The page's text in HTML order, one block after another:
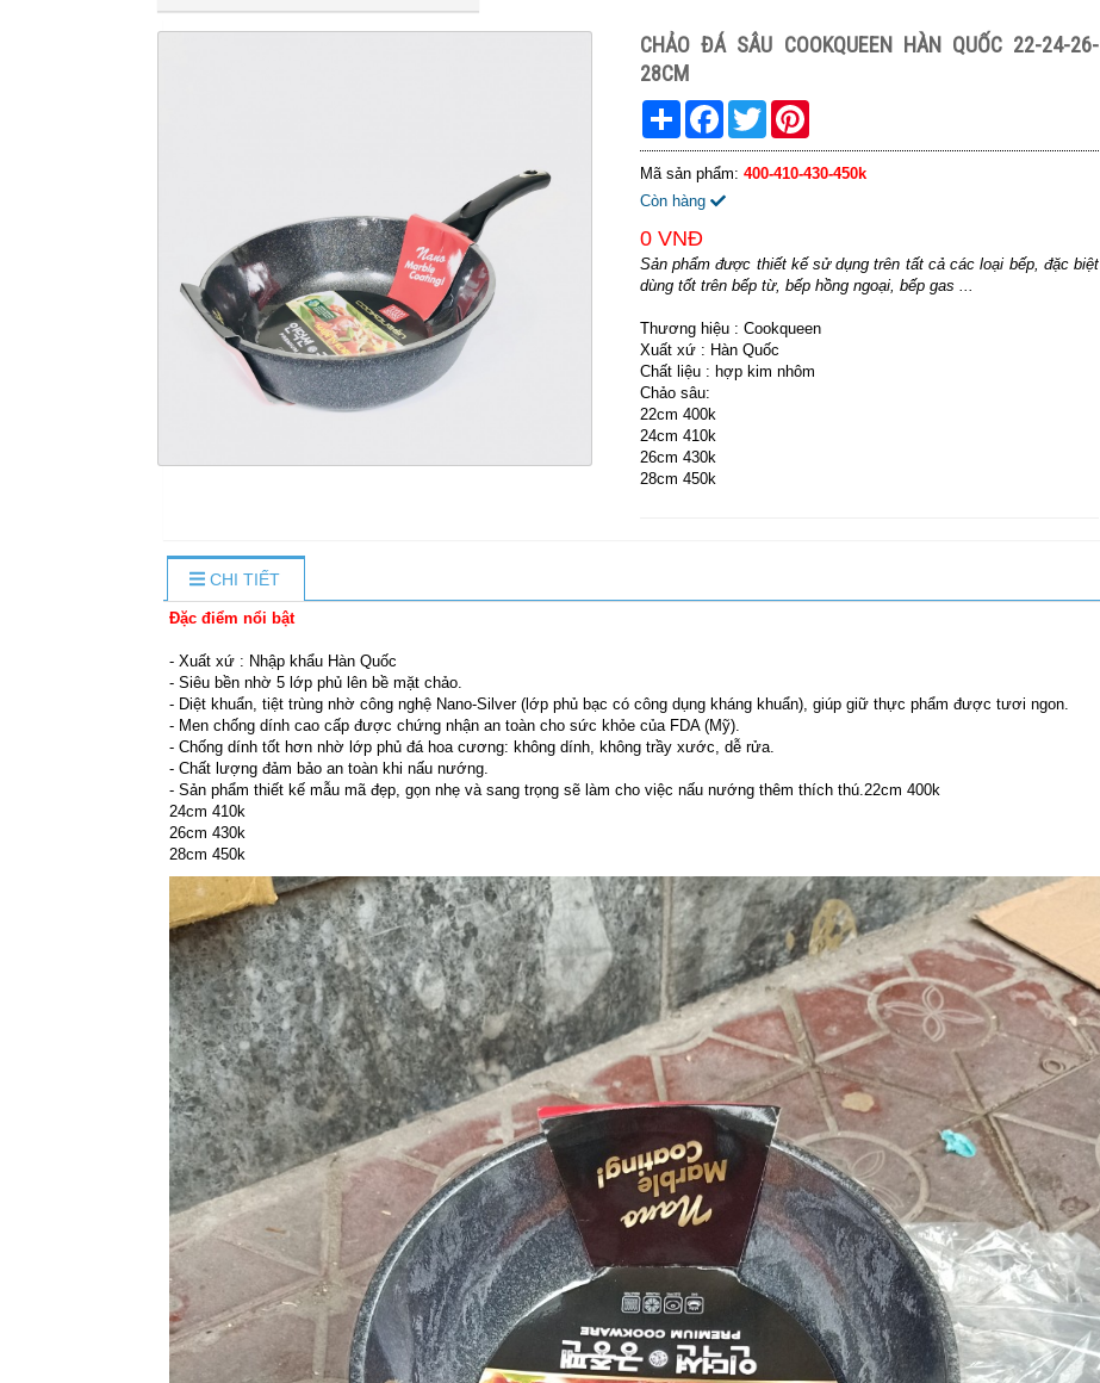
CHẢO ĐÁ SÂU COOKQUEEN HÀN QUỐC 22-24-26-
28CM
Share FacebookTwitter
Mã sản phẩm: 400-410-430-450k
Còn hàng
0 VNĐ
Sản phẩm được thiết kế sử dụng trên tất cả các loại bếp, đặc biệt
dùng tốt trên bếp từ, bếp hồng ngoại, bếp gas ...
Thương hiệu : Cookqueen
Xuất xứ : Hàn Quốc
Chất liệu : hợp kim nhôm
Chảo sâu:
22cm 400k
24cm 410k
26cm 430k
28cm 450k
CHI TIẾT
Đặc điểm nổi bật
- Xuất xứ : Nhập khẩu Hàn Quốc
- Siêu bền nhờ 5 lớp phủ lên bề mặt chảo.
- Diệt khuẩn, tiệt trùng nhờ công nghệ Nano-Silver (lớp phủ bạc có công dụng kháng khuẩn), giúp giữ thực phẩm được tươi ngon.
- Men chống dính cao cấp được chứng nhận an toàn cho sức khỏe của FDA (Mỹ).
- Chống dính tốt hơn nhờ lớp phủ đá hoa cương: không dính, không trầy xước, dễ rửa.
- Chất lượng đảm bảo an toàn khi nấu nướng.
- Sản phẩm thiết kế mẫu mã đẹp, gọn nhẹ và sang trọng sẽ làm cho việc nấu nướng thêm thích thú.22cm 400k
24cm 410k
26cm 430k
28cm 450k